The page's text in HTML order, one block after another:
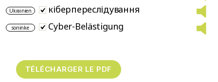
Ukrainien кіберпереслідування
soninke Cyber-Belästigung